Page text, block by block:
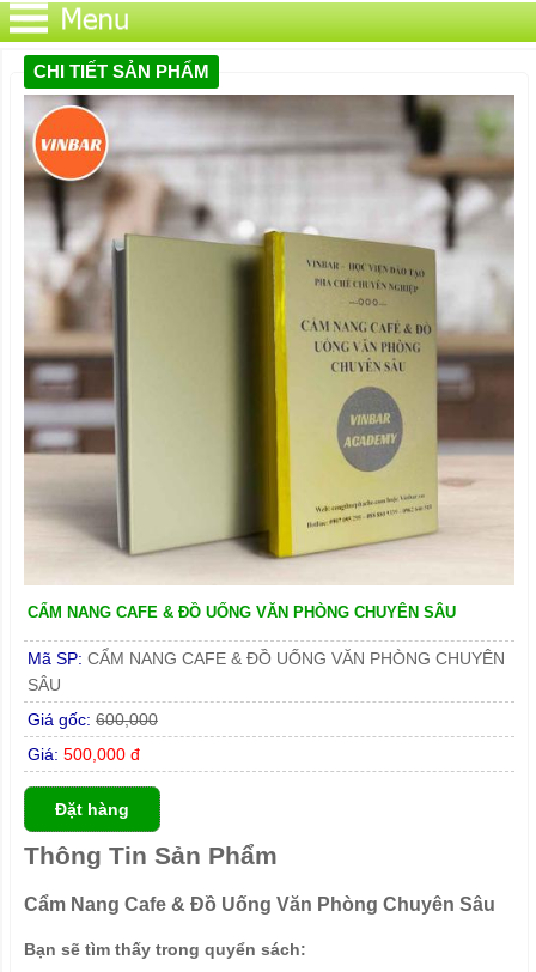
CHI TIẾT SẢN PHẨM
CẨM NANG CAFE & ĐỒ UỐNG VĂN PHÒNG CHUYÊN SÂU
Mã SP: CẨM NANG CAFE & ĐỒ UỐNG VĂN PHÒNG CHUYÊN
SÂU
Giá gốc: 600,000
Giá: 500,000 đ
Đặt hàng
Thông Tin Sản Phẩm
Cẩm Nang Cafe & Đồ Uống Văn Phòng Chuyên Sâu
Bạn sẽ tìm thấy trong quyển sách: